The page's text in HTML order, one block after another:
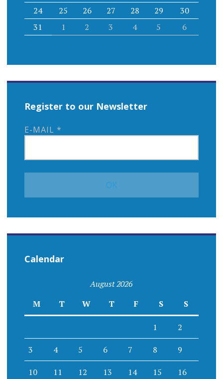
24
25 26 27 28 29
30
31
1 2 3 4 5 6
Register to our Newsletter
E-MAIL *
Calendar
August 2026
M
T W T F S S
1 2
3 4 5 6 7 8 9
10 11 12 13 14 15 16